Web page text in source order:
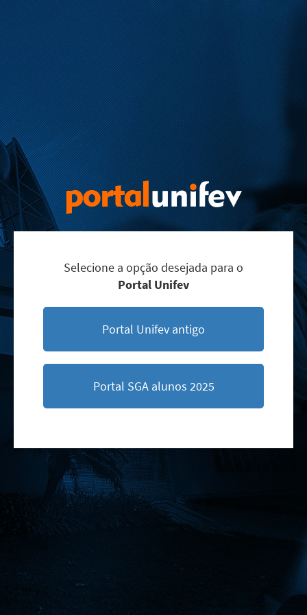
Selecione a opção desejada para o
Portal Unifev
Portal Unifev antigo
Portal SGA alunos 2025